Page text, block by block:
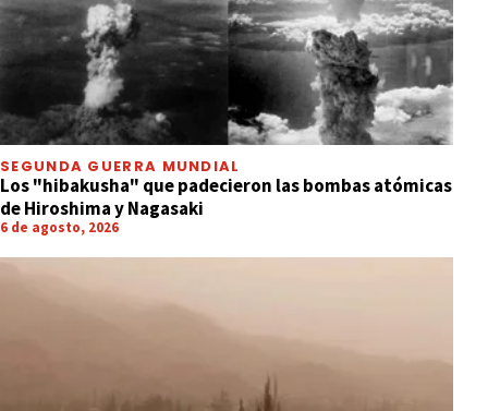
SEGUNDA GUERRA MUNDIAL
Los "hibakusha" que padecieron las bombas atómicas
de Hiroshima y Nagasaki
6 de agosto, 2026